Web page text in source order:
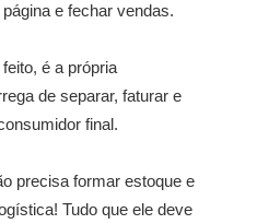
e fechar vendas.
é a própria
de separar, faturar e
final.
precisa formar estoque e
Tudo que ele deve